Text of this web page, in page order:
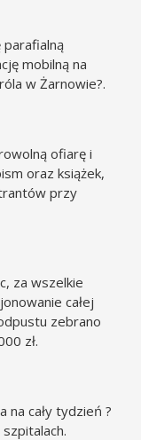
mobilną na
w Żarnowie?.
ofiarę i
oraz książek,
przy
za wszelkie
całej
zebrano
zł.
na cały tydzień ?